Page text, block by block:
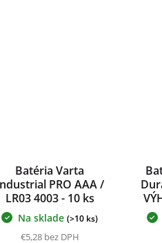
Batéria Varta
PRO AAA /
LR03 4003 - 10 ks
Na sklade (>10 ks)
€5,28 bez DPH